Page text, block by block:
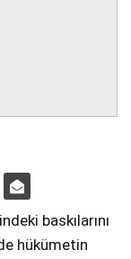
baskılarını
hükümetin